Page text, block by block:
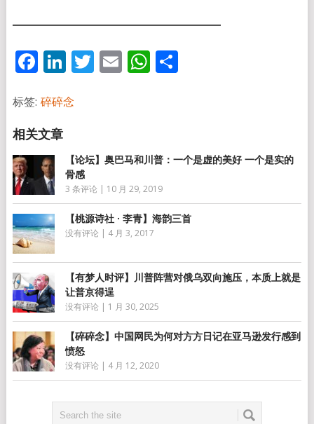
Facebook
LinkedIn
Twitter
EmailWhatsApp
分
标签: 碎碎念
【论坛】奥巴马和川普：一个是虚的美好 一个是实的
骨感
3 条评论 | 10 月 29, 2019
【桃源诗社 · 李青】海韵三首
没有评论 | 4 月 3, 2017
【有梦人时评】川普阵营对俄乌双向施压，本质上就是
让普京得逞
没有评论 | 1 月 30, 2025
【碎碎念】中国网民为何对方方日记在亚马逊发行感到
愤怒
没有评论 | 4 月 12, 2020